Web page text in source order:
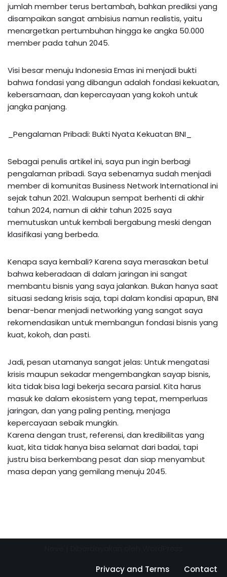
jumlah member terus bertambah, bahkan prediksi yang
disampaikan sangat ambisius namun realistis, yaitu
menargetkan pertumbuhan hingga ke angka 50.000
member pada tahun 2045.
Visi besar menuju Indonesia Emas ini menjadi bukti
bahwa fondasi yang dibangun adalah fondasi kekuatan,
kebersamaan, dan kepercayaan yang kokoh untuk
jangka panjang.
_Pengalaman Pribadi: Bukti Nyata Kekuatan BNI_
Sebagai penulis artikel ini, saya pun ingin berbagi
pengalaman pribadi. Saya sebenarnya sudah menjadi
member di komunitas Business Network International ini
sejak tahun 2021. Walaupun sempat berhenti di akhir
tahun 2024, namun di akhir tahun 2025 saya
memutuskan untuk kembali bergabung meski dengan
klasifikasi yang berbeda.
Kenapa saya kembali? Karena saya merasakan betul
bahwa keberadaan di dalam jaringan ini sangat
membantu bisnis yang saya jalankan. Bukan hanya saat
situasi sedang krisis saja, tapi dalam kondisi apapun, BNI
benar-benar menjadi networking yang sangat saya
rekomendasikan untuk membangun fondasi bisnis yang
kuat, kokoh, dan pasti.
Jadi, pesan utamanya sangat jelas: Untuk mengatasi
krisis maupun sekadar mengembangkan sayap bisnis,
kita tidak bisa lagi bekerja secara parsial. Kita harus
masuk ke dalam ekosistem yang tepat, memperluas
jaringan, dan yang paling penting, menjaga
kepercayaan sebaik mungkin.
Karena dengan trust, referensi, dan kredibilitas yang
kuat, kita tidak hanya bisa selamat dari badai, tapi
justru bisa berkembang pesat dan siap menyambut
masa depan yang gemilang menuju 2045.
Privacy and Terms
Contact